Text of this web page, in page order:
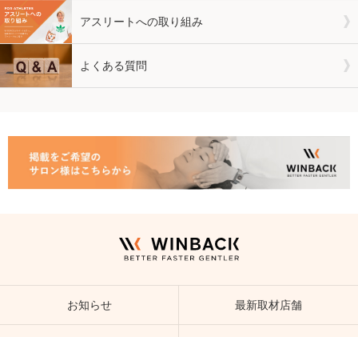
アスリートへの取り組み
よくある質問
お知らせ 最新取材店舗